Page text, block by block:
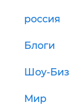
россия
Блоги
Шоу-Биз
Мир